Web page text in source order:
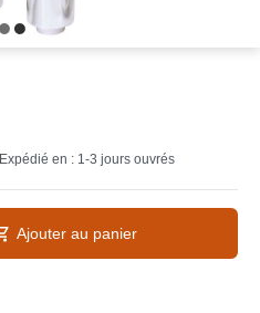
Expédié en : 1-3 jours ouvrés
Ajouter au panier